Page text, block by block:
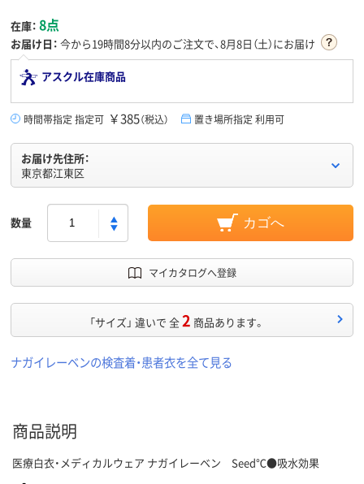
在庫： 8点
お届け日： 今から19時間8分以内のご注文で、8月8日（土）にお届け
アスクル在庫商品
時間帯指定 指定可 ￥385（税込） 置き場所指定 利用可
お届け先住所：
東京都江東区
数量 カゴへ
マイカタログへ登録
「サイズ」 違いで 全2 商品あります。
ナガイレーベンの検査着・患者衣を全て見る
商品説明
医療白衣・メディカルウェア ナガイレーベン Seed℃●吸水効果